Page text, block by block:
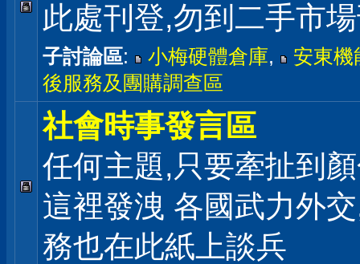
此處刊登,勿到二手市
子討論區: 小梅硬體倉庫,
安東機
後服務及團購調查區
社會時事發言區
任何主題,只要牽扯到
這裡發洩 各國武力外
務也在此紙上談兵